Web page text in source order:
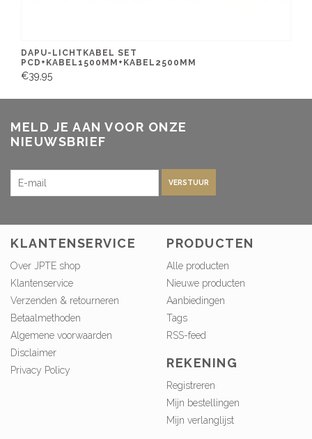
DAPU-LICHTKABEL SET
PCD+KABEL1500MM+KABEL2500MM
€39,95
MELD JE AAN VOOR ONZE
NIEUWSBRIEF
VERSTUUR
KLANTENSERVICE
Over JPTE shop
Klantenservice
Verzenden & retourneren
Betaalmethoden
Algemene voorwaarden
Disclaimer
Privacy Policy
PRODUCTEN
Alle producten
Nieuwe producten
Aanbiedingen
Tags
RSS-feed
REKENING
Registreren
Mijn bestellingen
Mijn verlanglijst